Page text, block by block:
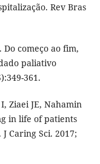
Rev Bras
Do começo ao fim,
paliativo
361.
Ziaei JE, Nahamin
in life of patients
Caring Sci. 2017;